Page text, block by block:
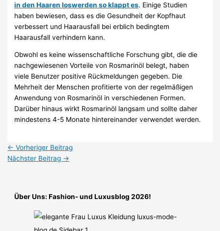
in den Haaren loswerden so klappt es. Einige Studien
haben bewiesen, dass es die Gesundheit der Kopfhaut
verbessert und Haarausfall bei erblich bedingtem
Haarausfall verhindern kann.
Obwohl es keine wissenschaftliche Forschung gibt, die die
nachgewiesenen Vorteile von Rosmarinöl belegt, haben
viele Benutzer positive Rückmeldungen gegeben. Die
Mehrheit der Menschen profitierte von der regelmäßigen
Anwendung von Rosmarinöl in verschiedenen Formen.
Darüber hinaus wirkt Rosmarinöl langsam und sollte daher
mindestens 4-5 Monate hintereinander verwendet werden.
← Vorheriger Beitrag
Nächster Beitrag →
Über Uns: Fashion- und Luxusblog 2026!